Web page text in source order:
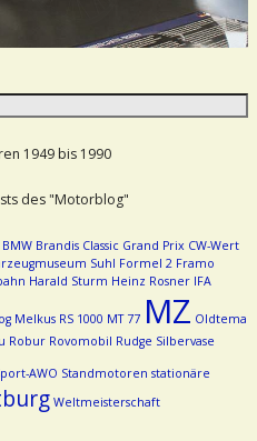
1949 bis 1990
des "Motorblog"
BMW Brandis Classic Grand Prix CW-Wert
Suhl Formel 2 Framo
Harald Sturm Heinz Rosner IFA
Melkus RS 1000 MT 77 MZ Oldtema
Robur Rovomobil Rudge Silbervase
AWO Standmotoren stationäre
Weltmeisterschaft